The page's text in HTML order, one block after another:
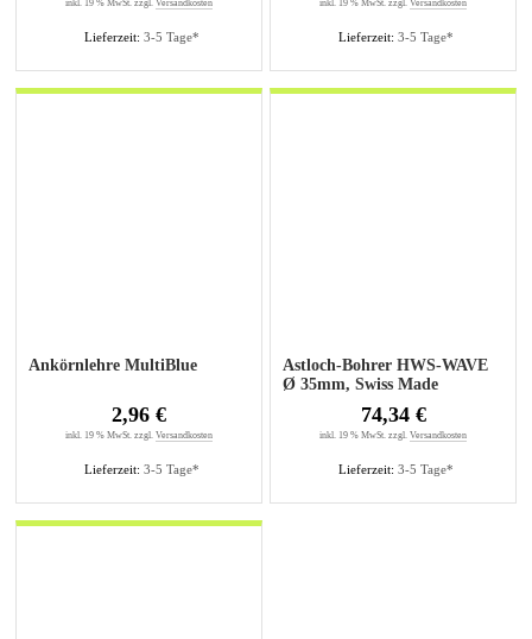
Lieferzeit: 3-5 Tage*
inkl. 19 % MwSt. zzgl. Versandkosten
Lieferzeit: 3-5 Tage*
inkl. 19 % MwSt. zzgl. Versandkosten
Ankörnlehre MultiBlue
Lieferzeit: 3-5 Tage*
2,96 €
inkl. 19 % MwSt. zzgl. Versandkosten
Astloch-Bohrer HWS-WAVE
Ø 35mm, Swiss Made
Lieferzeit: 3-5 Tage*
74,34 €
inkl. 19 % MwSt. zzgl. Versandkosten